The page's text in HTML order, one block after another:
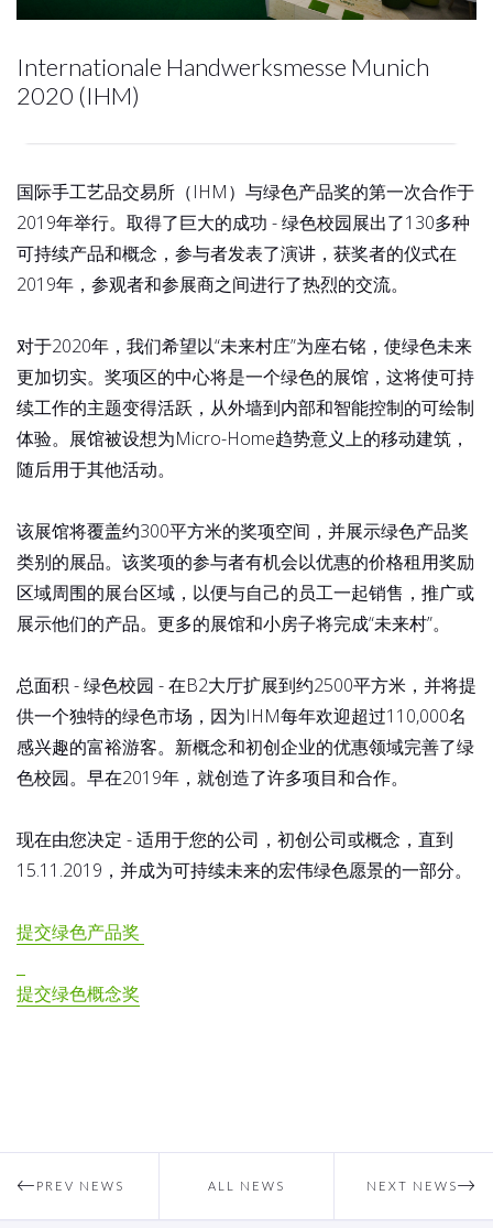
Internationale Handwerksmesse Munich
2020 (IHM)
国际手工艺品交易所（IHM）与绿色产品奖的第一次合作于
2019年举行。取得了巨大的成功 - 绿色校园展出了130多种
可持续产品和概念，参与者发表了演讲，获奖者的仪式在
2019年，参观者和参展商之间进行了热烈的交流。
对于2020年，我们希望以“未来村庄”为座右铭，使绿色未来
更加切实。奖项区的中心将是一个绿色的展馆，这将使可持
续工作的主题变得活跃，从外墙到内部和智能控制的可绘制
体验。展馆被设想为Micro-Home趋势意义上的移动建筑，
随后用于其他活动。
该展馆将覆盖约300平方米的奖项空间，并展示绿色产品奖
类别的展品。该奖项的参与者有机会以优惠的价格租用奖励
区域周围的展台区域，以便与自己的员工一起销售，推广或
展示他们的产品。更多的展馆和小房子将完成“未来村”。
总面积 - 绿色校园 - 在B2大厅扩展到约2500平方米，并将提
供一个独特的绿色市场，因为IHM每年欢迎超过110,000名
感兴趣的富裕游客。新概念和初创企业的优惠领域完善了绿
色校园。早在2019年，就创造了许多项目和合作。
现在由您决定 - 适用于您的公司，初创公司或概念，直到
15.11.2019，并成为可持续未来的宏伟绿色愿景的一部分。
提交绿色产品奖
提交绿色概念奖
PREV NEWS ALL NEWS NEXT NEWS